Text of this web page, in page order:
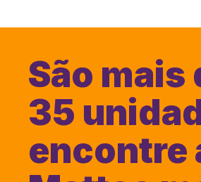
São mais
35
encontre